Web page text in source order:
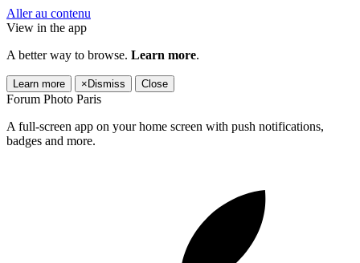
Aller au contenu
View in the app
A better way to browse. Learn more.
Learn more × Dismiss Close
Forum Photo Paris
A full-screen app on your home screen with push notifications,
badges and more.